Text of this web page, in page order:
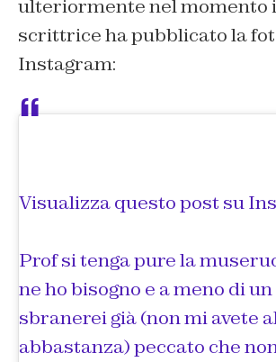
ulteriormente nel momento
scrittrice ha pubblicato la
Instagram:
Visualizza questo post su
Prof si tenga pure la
ne ho bisogno e a meno di
sbranerei già (non mi avete
abbastanza) peccato che